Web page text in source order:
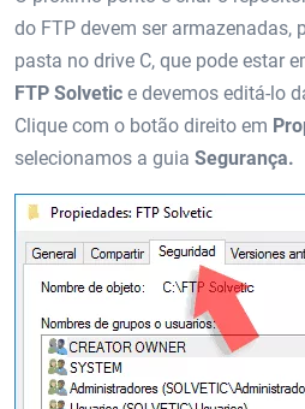
do FTP devem ser armazenadas,
pasta no drive C, que pode estar
FTP Solvetic e devemos editá-lo
Clique com o botão direito em
selecionamos a guia Segurança.